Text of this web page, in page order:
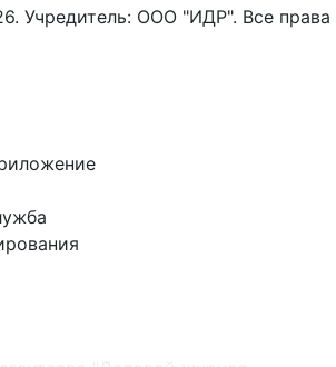
Учредитель: ООО "ИДР". Все права